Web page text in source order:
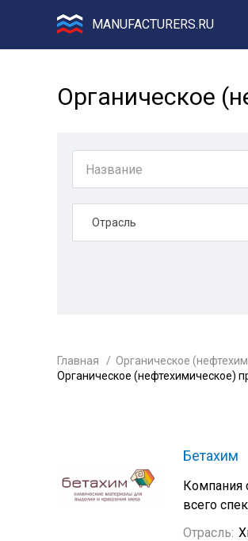
MANUFACTURERS.RU
Органическое
Отрасль
Главная Органическое
Органическое (нефтехимическое)
Бетахим
Компания
всего
Отрасль: